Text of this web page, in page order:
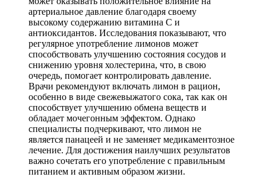
артериальное давление благодаря своему
высокому содержанию витамина C и
антиоксидантов. Исследования показывают, что
регулярное употребление лимонов может
способствовать улучшению состояния сосудов и
снижению уровня холестерина, что, в свою
очередь, помогает контролировать давление.
Врачи рекомендуют включать лимон в рацион,
особенно в виде свежевыжатого сока, так как он
способствует улучшению обмена веществ и
обладает мочегонным эффектом. Однако
специалисты подчеркивают, что лимон не
является панацеей и не заменяет медикаментозное
лечение. Для достижения наилучших результатов
важно сочетать его употребление с правильным
питанием и активным образом жизни.